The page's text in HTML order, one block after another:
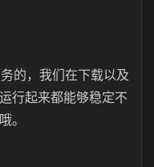
的，我们在下载以及
行起来都能够稳定不
。